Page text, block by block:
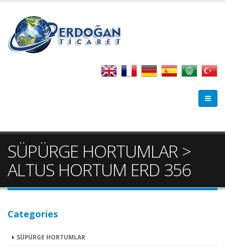
SÜPÜRGE HORTUMLAR >
ALTUS HORTUM ERD 356
Categories
SÜPÜRGE HORTUMLAR